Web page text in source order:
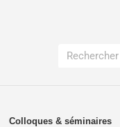
Colloques & séminaires